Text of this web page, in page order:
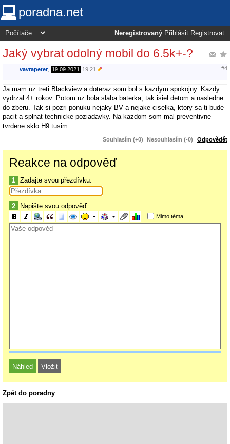
poradna.net
Neregistrovaný Přihlásit Registrovat
Jaký vybrat odolný mobil do 6.5k+-?
vavrapeter, 19.09.2021 19:21 #4
Ja mam uz treti Blackview a doteraz som bol s kazdym spokojny. Kazdy
vydrzal 4+ rokov. Potom uz bola slaba baterka, tak isiel detom a nasledne
do zberu. Tak si pozri ponuku nejaky BV a nejake ciselka, ktory sa ti bude
pacit a splnat technicke poziadavky. Na kazdom som mal preventivne
tvrdene sklo H9 tusim
Souhlasím (+0) Nesouhlasím (-0) Odpovědět
Reakce na odpověď
1 Zadajte svou přezdívku:
2 Napište svou odpověď:
Mimo téma
Zpět do poradny